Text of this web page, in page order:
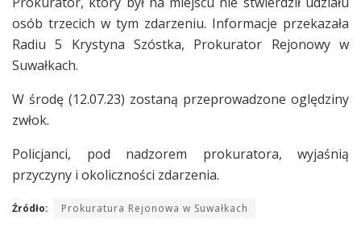
osób trzecich w tym zdarzeniu. Informacje przekazała
Radiu 5 Krystyna Szóstka, Prokurator Rejonowy w
Suwałkach.
W środę (12.07.23) zostaną przeprowadzone oględziny
zwłok.
Policjanci, pod nadzorem prokuratora, wyjaśnią
przyczyny i okoliczności zdarzenia.
Źródło: Prokuratura Rejonowa w Suwałkach